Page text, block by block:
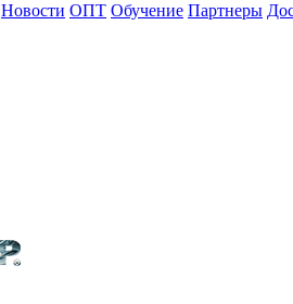
Новости ОПТ Обучение Партнеры